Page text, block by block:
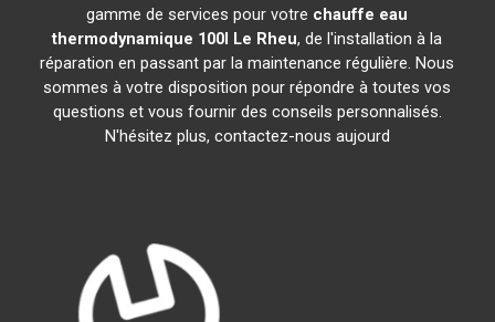
gamme de services pour votre chauffe eau
thermodynamique 100l Le Rheu, de l'installation à la
réparation en passant par la maintenance régulière. Nous
sommes à votre disposition pour répondre à toutes vos
questions et vous fournir des conseils personnalisés.
N'hésitez plus, contactez-nous aujourd